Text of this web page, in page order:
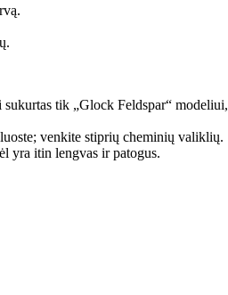
sukurtas tik „Glock Feldspar“ modeliui,
venkite stiprių cheminių valiklių.
yra itin lengvas ir patogus.